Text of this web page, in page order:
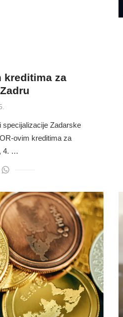
kreditima za
specijalizacije Zadarske
ovim kreditima za
4. …